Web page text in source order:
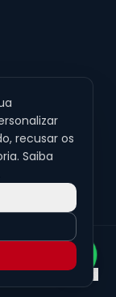
4
060
de cookies
recusar os
Saiba